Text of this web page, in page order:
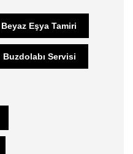
Beyaz Eşya Tamiri
Buzdolabı Servisi